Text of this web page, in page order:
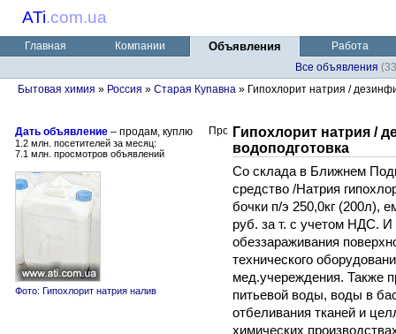
ATi.com.ua
Главная Компании Объявления
Работа
Все объявления
Бытовая химия » Россия » Старая Купавна » Гипохлорит натрия /
Дать объявление – продам, куплю
1.2 млн. посетителей за месяц:
7.1 млн. просмотров объявлений
Фото: Гипохлорит натрия налив
Гипохлорит натрия /
водоподготовка
Со склада в Ближнем
средство /Натрия
бочки п/э 250,0кг (200л),
руб. за т. с учетом НДС.
обеззараживания
технического
мед.учереждения. Также
питьевой воды, воды в
отбеливания тканей и
химических